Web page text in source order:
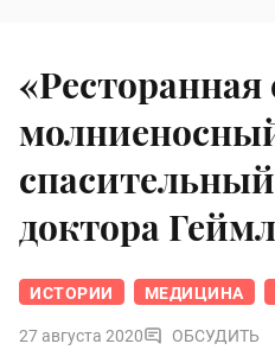
«Ресторанная
доктора
ИСТОРИИ МЕДИЦИНА
27 августа 2020 ОБСУДИТЬ